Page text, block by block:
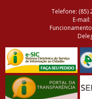
Telefone: (85)
E-